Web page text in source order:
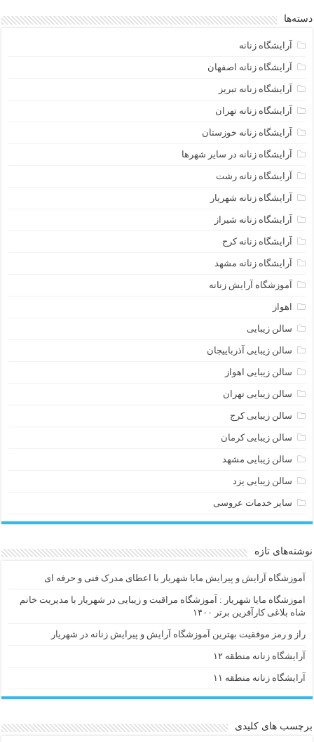
دسته‌ها
آرایشگاه زنانه
آرایشگاه زنانه اصفهان
آرایشگاه زنانه تبریز
آرایشگاه زنانه تهران
آرایشگاه زنانه خوزستان
آرایشگاه زنانه در سایر شهرها
آرایشگاه زنانه رشت
آرایشگاه زنانه شهریار
آرایشگاه زنانه شیراز
آرایشگاه زنانه کرج
آرایشگاه زنانه مشهد
آموزشگاه آرایش زنانه
اهواز
سالن زیبایی
سالن زیبایی آذرباییجان
سالن زیبایی اهواز
سالن زیبایی تهران
سالن زیبایی کرج
سالن زیبایی کرمان
سالن زیبایی مشهد
سالن زیبایی یزد
سایر خدمات عروسی
نوشته‌های تازه
آموزشگاه آرایش و پیرایش مایا شهریار با اعطای مدرک فنی و حرفه ای
اموزشگاه مایا شهریار : آموزشگاه مراقبت و زیبایی در شهریار با مدیریت خانم
شاه بلاغی کارآفرین برتر ۱۴۰۰
راز و رمز موفقیت بهترین آموزشگاه آرایش و پیرایش زنانه در شهریار
آرایشگاه زنانه منطقه ۱۲
آرایشگاه زنانه منطقه ۱۱
برچسب های کلیدی